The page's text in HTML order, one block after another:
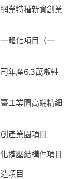
業特種新資創業
體化項目（一
年產6.3萬噸軸
工業園高端精細
產業園項目
擠壓結構件項目
項目